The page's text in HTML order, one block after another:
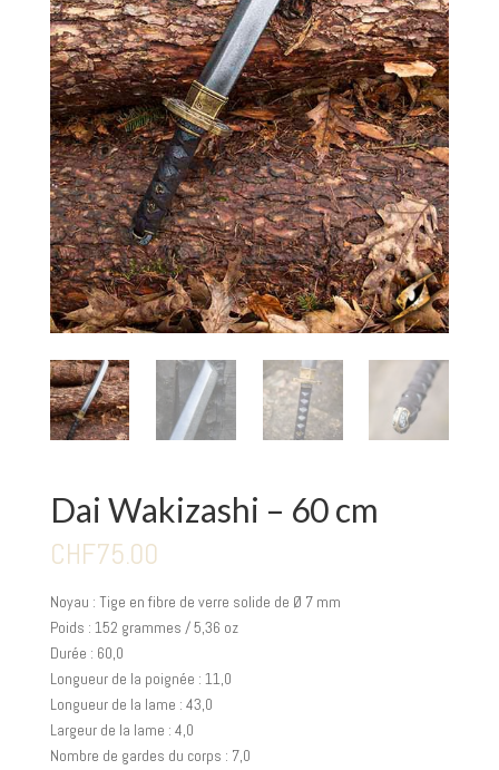
Dai Wakizashi – 60 cm
CHF75.00
Noyau : Tige en fibre de verre solide de Ø 7 mm
Poids : 152 grammes / 5,36 oz
Durée : 60,0
Longueur de la poignée : 11,0
Longueur de la lame : 43,0
Largeur de la lame : 4,0
Nombre de gardes du corps : 7,0